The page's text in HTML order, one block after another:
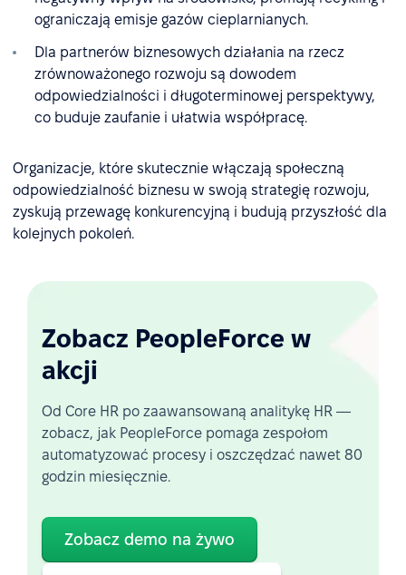
ograniczają emisje gazów cieplarnianych.
Dla partnerów biznesowych działania na rzecz
zrównoważonego rozwoju są dowodem
odpowiedzialności i długoterminowej perspektywy,
co buduje zaufanie i ułatwia współpracę.
Organizacje, które skutecznie włączają społeczną
odpowiedzialność biznesu w swoją strategię rozwoju,
zyskują przewagę konkurencyjną i budują przyszłość dla
kolejnych pokoleń.
Zobacz PeopleForce w
akcji
Od Core HR po zaawansowaną analitykę HR —
zobacz, jak PeopleForce pomaga zespołom
automatyzować procesy i oszczędzać nawet 80
godzin miesięcznie.
Zobacz demo na żywo